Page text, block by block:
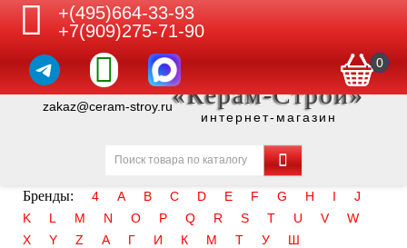
+(495)664-33-93
+7(909)275-71-90
0
zakaz@ceram-stroy.ru«Керам-Строй»
интернет-магазин
Бренды: 4 A B C D E F G H I
J
K
L M N O P Q R S T U V
W
X
Y Z А Г И К М Т У Ш